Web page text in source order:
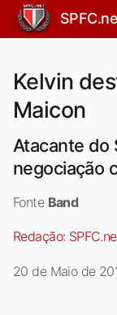
Kelvin
Maicon
Atacante do
negociação
Fonte Band
Redação:
20 de Maio de